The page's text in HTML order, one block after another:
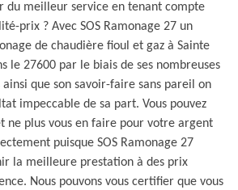
du meilleur service en tenant compte
prix ? Avec SOS Ramonage 27 un
de chaudière fioul et gaz à Sainte
le 27600 par le biais de ses nombreuses
ainsi que son savoir-faire sans pareil on
impeccable de sa part. Vous pouvez
ne plus vous en faire pour votre argent
puisque SOS Ramonage 27
la meilleure prestation à des prix
Nous pouvons vous certifier que vous